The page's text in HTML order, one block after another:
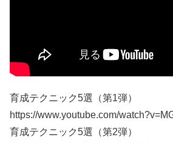
育成テクニック5選（第1弾）
https://www.youtube.com/
育成テクニック5選（第2弾）